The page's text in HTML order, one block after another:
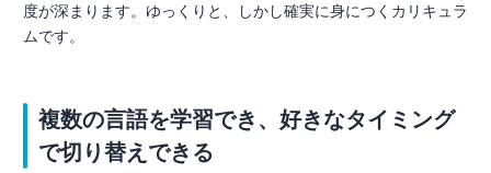
度が深まります。ゆっくりと、しかし確実に身につくカリキュラ
ムです。
複数の言語を学習でき、好きなタイミング
で切り替えできる